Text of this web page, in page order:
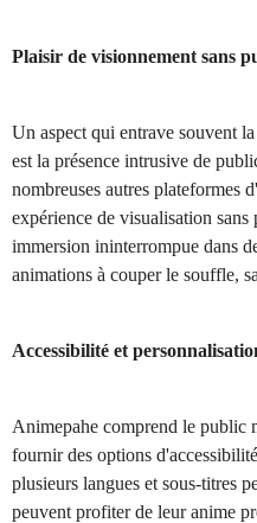
Plaisir de visionnement sans
Un aspect qui entrave souvent
est la présence intrusive de
nombreuses autres plateformes
expérience de visualisation
immersion ininterrompue dans
animations à couper le souffle,
Accessibilité et
Animepahe comprend le public
fournir des options
plusieurs langues et sous-titres
peuvent profiter de leur anime